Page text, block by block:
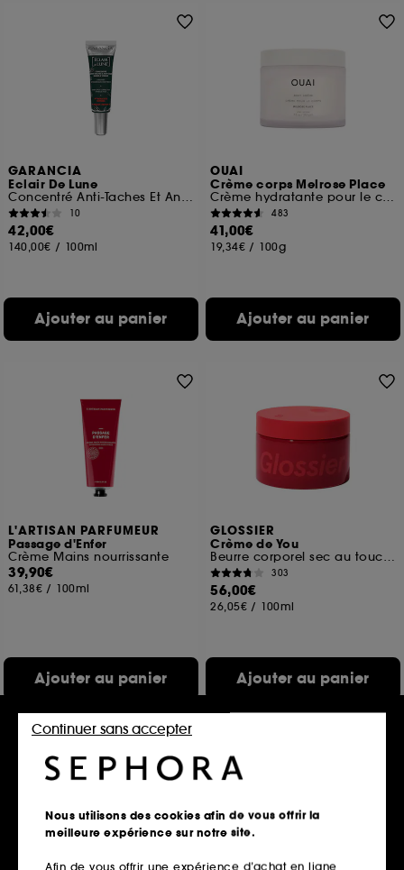
GARANCIA
Eclair De Lune
Concentré Anti-Taches Et Anti-Âge Mains Et Visage
10
42,00€
140,00€ / 100ml
Ajouter au panier
OUAI
Crème corps Melrose Place
Crème hydratante pour le corps
483
41,00€
19,34€ / 100g
Ajouter au panier
L'ARTISAN PARFUMEUR
Passage d'Enfer
Crème Mains nourrissante
39,90€
61,38€ / 100ml
Ajouter au panier
GLOSSIER
Crème de You
Beurre corporel sec au toucher
303
56,00€
26,05€ / 100ml
Ajouter au panier
Nous utilisons des cookies afin de vous offrir la
meilleure expérience sur notre site.
Afin de vous offrir une expérience d’achat en ligne
Continuer sans accepter